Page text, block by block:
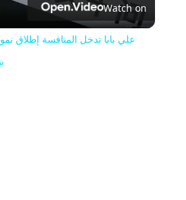
Watch on
علي بابا تدخل المنافسة إطلاق